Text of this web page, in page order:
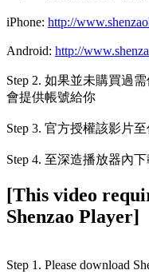
iPhone: http://
Android: http://
Step 2. 如果並未購買過
會提供帳號給你
Step 3. 官方授權該影片
Step 4. 至深造播放器內
[This video
Shenzao Player]
Step 1. Please download